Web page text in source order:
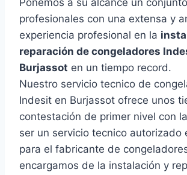
Ponemos a su alcance un
profesionales con una extensa y
experiencia profesional en la
reparación de congeladores
Burjassot en un tiempo record.
Nuestro servicio tecnico de
Indesit en Burjassot ofrece unos
contestación de primer nivel con
ser un servicio tecnico autorizado
para el fabricante de
encargamos de la instalación y